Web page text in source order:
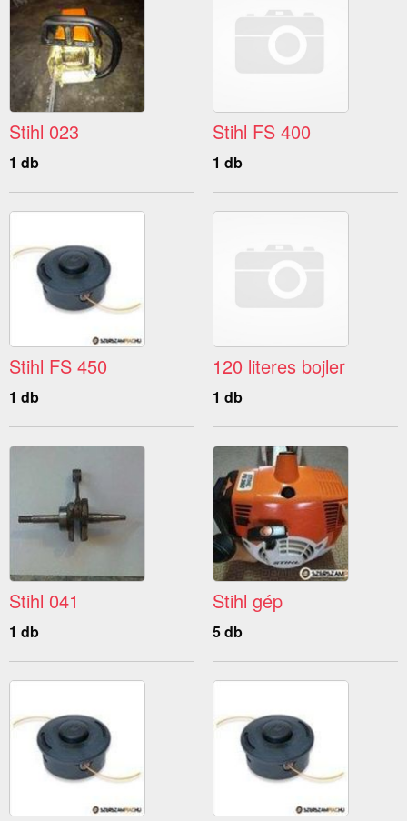
Stihl 023
1 db
Stihl FS 400
1 db
Stihl FS 450
1 db
120 literes bojler
1 db
Stihl 041
1 db
Stihl gép
5 db